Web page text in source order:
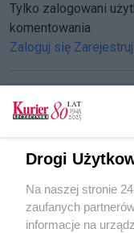
Tylko zalogowani
komentowania
Zaloguj się Zarejestruj
Piłka nożna.
Futsal. Kolumbia
Jiu-Jitsu. Worek
Drogi
Na naszej stronie
zaufanych
informacje na